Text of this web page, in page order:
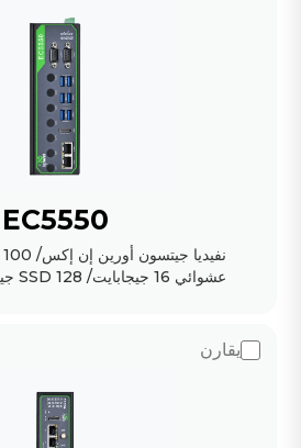
EC5550
عشوائي 16 جيجابايت/ SSD 128 جيجابايت/ TPM2.0
يقارن